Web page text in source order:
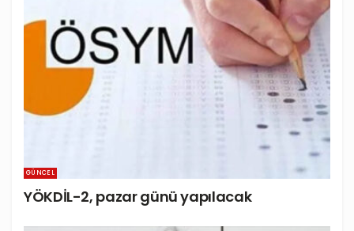
GÜNCEL
YÖKDİL-2, pazar günü yapılacak